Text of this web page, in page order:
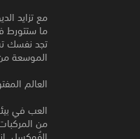
مع تزايد
ما ستتورط
تجد نفسك
الموسعة من
العالم
العب في
من